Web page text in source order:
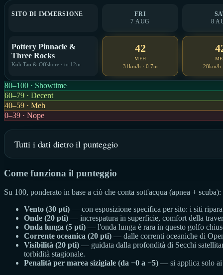
SITO DI IMMERSIONE
FRI
7 AUG
8
Pottery Pinnacle &
Three Rocks
Koh Tao & Offshore · to 12m
42
MEH
31km/h · 0.7m 28km/h
80–100 · Showtime
60–79 · Decent
40–59 · Meh
0–39 · Nope
Tutti i dati dietro il punteggio
Come funziona il punteggio
Su 100, ponderato in base a ciò che conta sott'acqua (apnea + scuba):
Vento (30 pti) — con esposizione specifica per sito: i siti
Onde (20 pti) — increspatura in superficie, comfort della
Onda lunga (5 pti) — l'onda lunga è rara in questo golfo
Corrente oceanica (20 pti) — dalle correnti oceaniche di
Visibilità (20 pti) — guidata dalla profondità di Secchi
torbidità stagionale.
Penalità per marea sizigiale (da −0 a −5) — si applica solo